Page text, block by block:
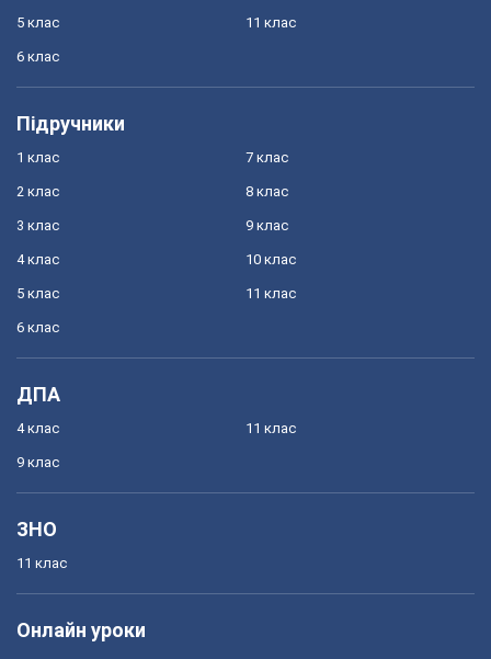
5 клас
6 клас
11 клас
Підручники
1 клас
2 клас
3 клас
4 клас
5 клас
6 клас
7 клас
8 клас
9 клас
10 клас
11 клас
ДПА
4 клас
9 клас
11 клас
ЗНО
11 клас
Онлайн уроки